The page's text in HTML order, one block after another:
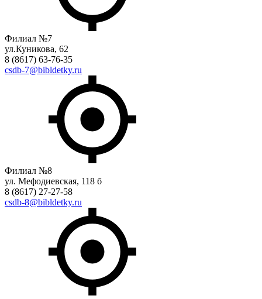
Филиал №7
ул.Куникова, 62
8 (8617) 63-76-35
csdb-7@bibldetky.ru
Филиал №8
ул. Мефодиевская, 118 б
8 (8617) 27-27-58
csdb-8@bibldetky.ru